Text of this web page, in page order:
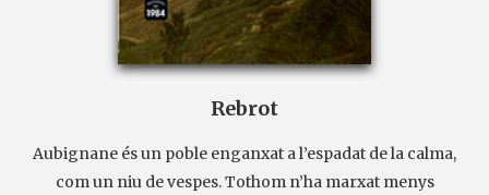
Rebrot
Aubignane és un poble enganxat a l’espadat de la calma,
com un niu de vespes. Tothom n’ha marxat menys